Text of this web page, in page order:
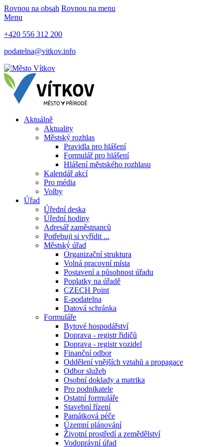
Rovnou na obsah Rovnou na menu
Menu
+420 556 312 200
podatelna@vitkov.info
Aktuálně
Aktuality
Městský rozhlas
Pravidla pro hlášení
Formulář pro hlášení
Hlášení městského rozhlasu
Kalendář akcí
Pro média
Volby
Úřad
Úřední deska
Úřední hodiny
Adresář zaměstnanců
Potřebuji si vyřídit ...
Městský úřad
Organizační struktura
Volná pracovní místa
Postavení a působnost úřadu
Poplatky na úřadě
CZECH Point
E-podatelna
Datová schránka
Formuláře
Bytové hospodářství
Doprava - registr řidičů
Doprava - registr vozidel
Finanční odbor
Oddělení vnějších vztahů a propagace
Odbor služeb
Osobní doklady a matrika
Pro podnikatele
Ostatní formuláře
Stavební řízení
Památková péče
Územní plánování
Životní prostředí a zemědělství
Vodoprávní úřad